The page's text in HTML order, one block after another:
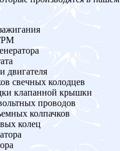
двигателя
свечных колодцев
клапанной крышки
проводов
колпачков
колец